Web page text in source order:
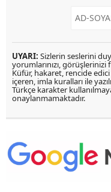
UYARI: Sizlerin seslerini
yorumlarınızı,
Küfür, hakaret, rencide
içeren, imla kuralları ile
Türkçe karakter
onaylanmamaktadır.